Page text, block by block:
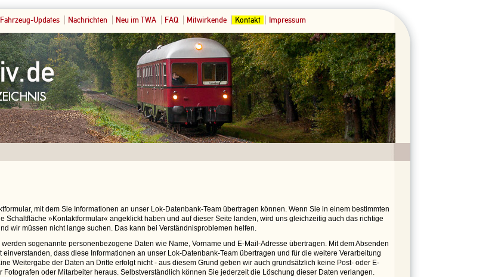
Fahrzeug-Updates Nachrichten Neu im TWA FAQ Mitwirkende Kontakt Impressum
mit dem Sie Informationen an unser Lok-Datenbank-Team übertragen können. Wenn Sie in einem bestimmten
Schaltfläche »Kontaktformular« angeklickt haben und auf dieser Seite landen, wird uns gleichzeitig auch das richtige
wir müssen nicht lange suchen. Das kann bei Verständnisproblemen helfen.
sogenannte personenbezogene Daten wie Name, Vorname und E-Mail-Adresse übertragen. Mit dem Absenden
einverstanden, dass diese Informationen an unser Lok-Datenbank-Team übertragen und für die weitere Verarbeitung
Weitergabe der Daten an Dritte erfolgt nicht - aus diesem Grund geben wir auch grundsätzlich keine Post- oder E-
Fotografen oder Mitarbeiter heraus. Selbstverständlich können Sie jederzeit die Löschung dieser Daten verlangen.